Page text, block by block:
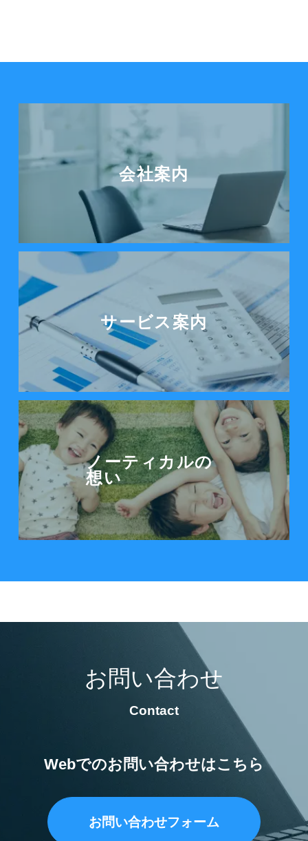
会社案内
サービス案内
サービス案内をみる
ノーティカルの
想い
ノーティカルの想いを見る
お問い合わせ
Contact
Webでのお問い合わせはこちら
お問い合わせフォーム